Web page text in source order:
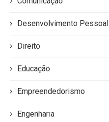
Desenvolvimento Pessoal
Direito
Educação
Empreendedorismo
Engenharia